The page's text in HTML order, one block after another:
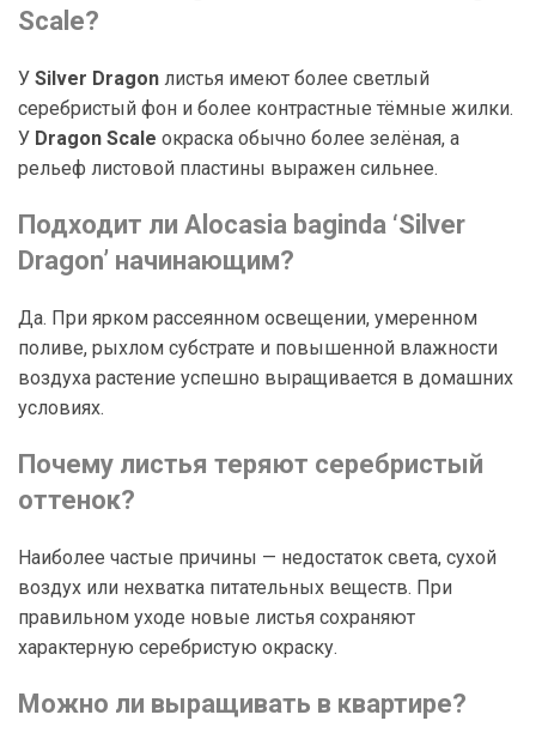
Scale?
У Silver Dragon листья имеют более светлый
серебристый фон и более контрастные тёмные жилки.
У Dragon Scale окраска обычно более зелёная, а
рельеф листовой пластины выражен сильнее.
Подходит ли Alocasia baginda ‘Silver
Dragon’ начинающим?
Да. При ярком рассеянном освещении, умеренном
поливе, рыхлом субстрате и повышенной влажности
воздуха растение успешно выращивается в домашних
условиях.
Почему листья теряют серебристый
оттенок?
Наиболее частые причины — недостаток света, сухой
воздух или нехватка питательных веществ. При
правильном уходе новые листья сохраняют
характерную серебристую окраску.
Можно ли выращивать в квартире?